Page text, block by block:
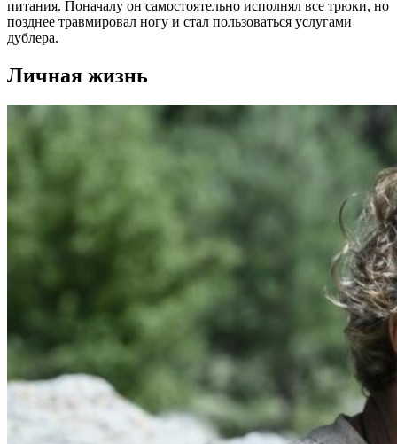
питания. Поначалу он самостоятельно исполнял все трюки, но
позднее травмировал ногу и стал пользоваться услугами
дублера.
Личная жизнь